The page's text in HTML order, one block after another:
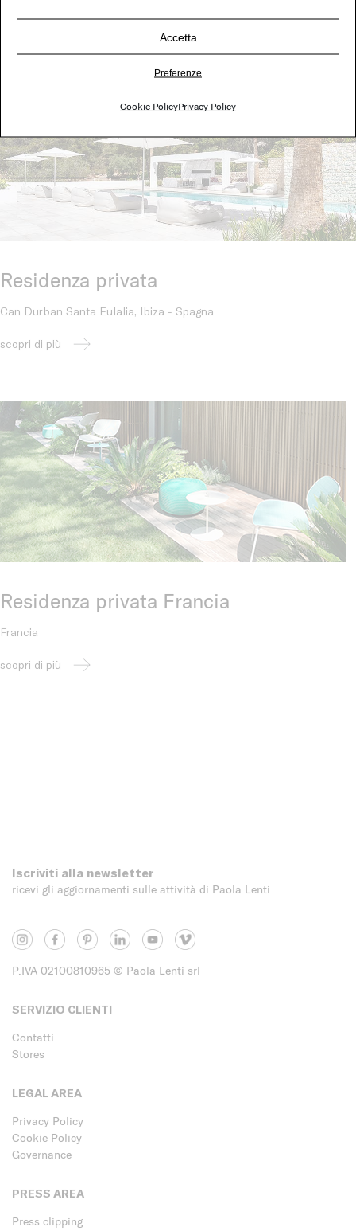
Accetta
Preferenze
Cookie PolicyPrivacy Policy
Altri progetti - Residential
Residenza privata
Can Durban Santa Eulalia, Ibiza - Spagna
scopri di più
Residenza privata Francia
Francia
scopri di più
Iscriviti alla newsletter
ricevi gli aggiornamenti sulle attività di Paola Lenti
P.IVA 02100810965 © Paola Lenti srl
SERVIZIO CLIENTI
Contatti
Stores
LEGAL AREA
Privacy Policy
Cookie Policy
Governance
PRESS AREA
Press clipping